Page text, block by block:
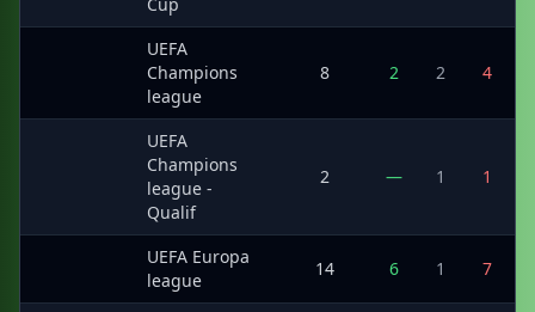
UEFA
Champions
league
8 2 2 4
UEFA
Champions
league -
Qualif
2 — 1 1
UEFA Europa
league
14 6 1 7